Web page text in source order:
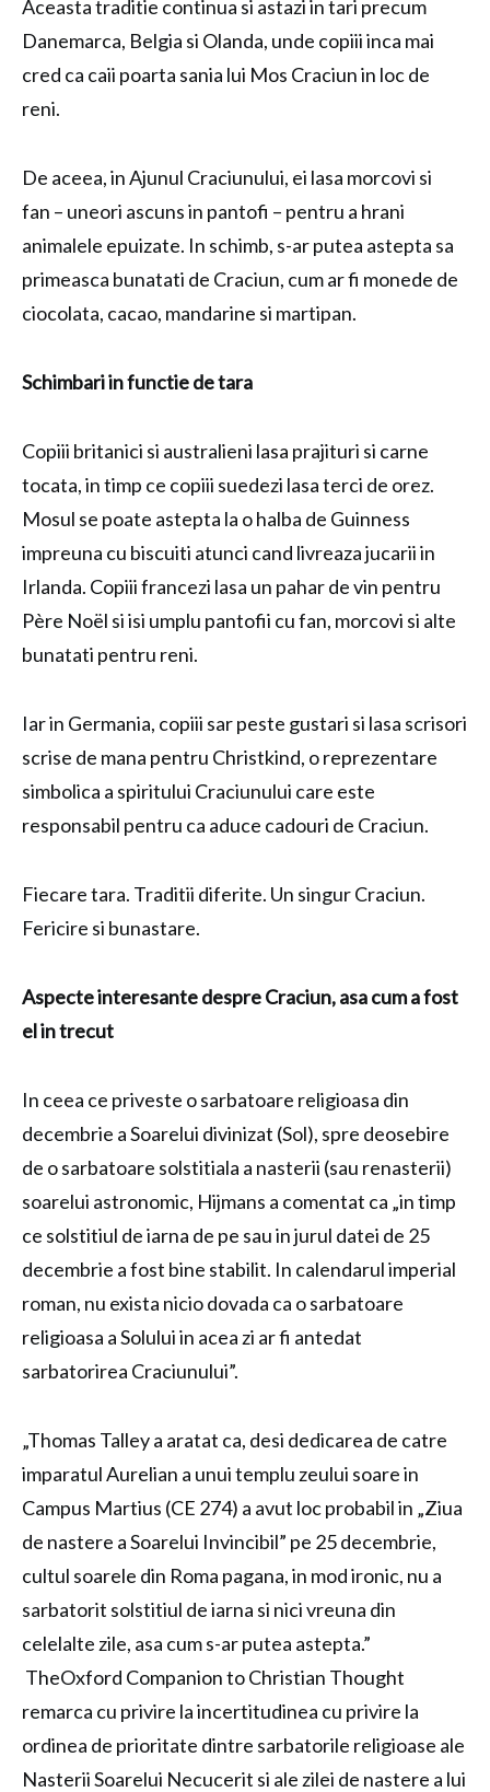
Aceasta traditie continua si astazi in tari precum
Danemarca, Belgia si Olanda, unde copiii inca mai
cred ca caii poarta sania lui Mos Craciun in loc de
reni.
De aceea, in Ajunul Craciunului, ei lasa morcovi si
fan – uneori ascuns in pantofi – pentru a hrani
animalele epuizate. In schimb, s-ar putea astepta sa
primeasca bunatati de Craciun, cum ar fi monede de
ciocolata, cacao, mandarine si martipan.
Schimbari in functie de tara
Copiii britanici si australieni lasa prajituri si carne
tocata, in timp ce copiii suedezi lasa terci de orez.
Mosul se poate astepta la o halba de Guinness
impreuna cu biscuiti atunci cand livreaza jucarii in
Irlanda. Copiii francezi lasa un pahar de vin pentru
Père Noël si isi umplu pantofii cu fan, morcovi si alte
bunatati pentru reni.
Iar in Germania, copiii sar peste gustari si lasa scrisori
scrise de mana pentru Christkind, o reprezentare
simbolica a spiritului Craciunului care este
responsabil pentru ca aduce cadouri de Craciun.
Fiecare tara. Traditii diferite. Un singur Craciun.
Fericire si bunastare.
Aspecte interesante despre Craciun, asa cum a fost
el in trecut
In ceea ce priveste o sarbatoare religioasa din
decembrie a Soarelui divinizat (Sol), spre deosebire
de o sarbatoare solstitiala a nasterii (sau renasterii)
soarelui astronomic, Hijmans a comentat ca „in timp
ce solstitiul de iarna de pe sau in jurul datei de 25
decembrie a fost bine stabilit. In calendarul imperial
roman, nu exista nicio dovada ca o sarbatoare
religioasa a Solului in acea zi ar fi antedat
sarbatorirea Craciunului”.
„Thomas Talley a aratat ca, desi dedicarea de catre
imparatul Aurelian a unui templu zeului soare in
Campus Martius (CE 274) a avut loc probabil in „Ziua
de nastere a Soarelui Invincibil” pe 25 decembrie,
cultul soarele din Roma pagana, in mod ironic, nu a
sarbatorit solstitiul de iarna si nici vreuna din
celelalte zile, asa cum s-ar putea astepta.”
TheOxford Companion to Christian Thought
remarca cu privire la incertitudinea cu privire la
ordinea de prioritate dintre sarbatorile religioase ale
Nasterii Soarelui Necucerit si ale zilei de nastere a lui